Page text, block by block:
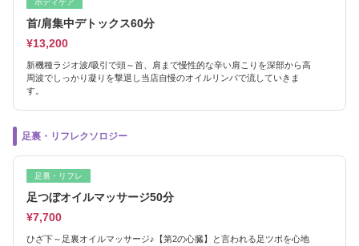
ボディケア
首/肩集中デトックス60分
¥13,200
新機種ラジオ波/吸引で頭～首、肩まで慢性的な辛い肩こりを深部から高
周波でしっかり凝りを撃退し当店自慢のオイルリンパで流していきま
す。
足裏・リフレクソロジー
足裏・リフレ
足つぼオイルマッサージ50分
¥7,700
ひざ下～足裏オイルマッサージ♪【第2の心臓】と言われる足ツボを心地